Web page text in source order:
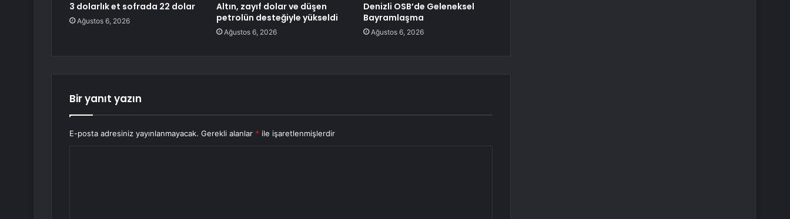
3 dolarlık et sofrada 22 dolar
Ağustos 6, 2026
Altın, zayıf dolar ve düşen
petrolün desteğiyle yükseldi
Ağustos 6, 2026
Denizli OSB’de Geleneksel
Bayramlaşma
Ağustos 6, 2026
Bir yanıt yazın
E-posta adresiniz yayınlanmayacak. Gerekli alanlar * ile işaretlenmişlerdir